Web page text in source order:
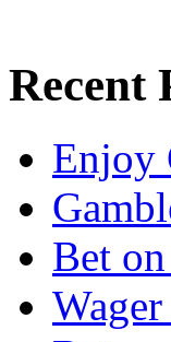
Recent
Enjoy
Bet